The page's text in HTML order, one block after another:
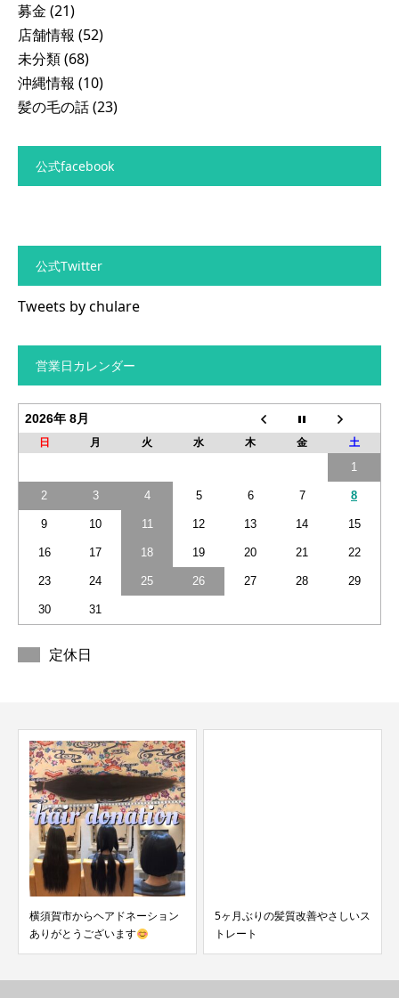
募金 (21)
店舗情報 (52)
未分類(68)
沖縄情報 (10)
髪の毛の話(23)
公式facebook
公式Twitter
Tweets by chulare
営業日カレンダー
2026年 8月
日 月 火 水 木 金 土
1
2 3 4 5 6 7 8
9 10 11 12 13 14 15
16 17 18 19 20 21 22
23 24 25 26 27 28 29
30 31
定休日
横須賀市からヘアドネーション
ありがとうございます
5ヶ月ぶりの髪質改善やさしいス
トレート